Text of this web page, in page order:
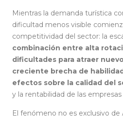
Mientras la demanda turística
dificultad menos visible
competitividad del sector: la
combinación entre alta
dificultades para atraer
creciente brecha de
efectos sobre la calidad del
y la rentabilidad de las
El fenómeno no es exclusivo de